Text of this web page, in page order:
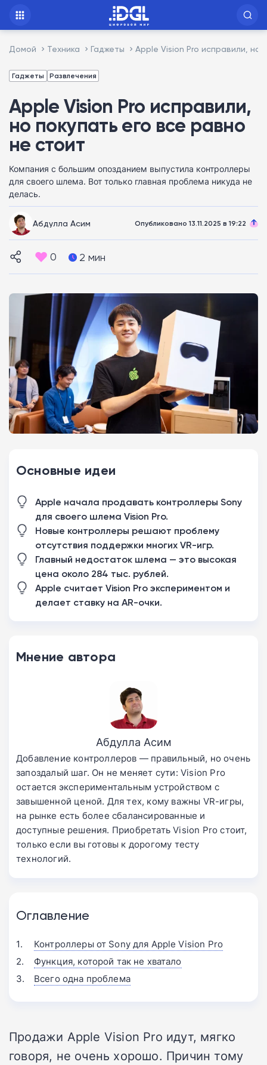
Домой Техника Гаджеты Apple Vision Pro исправили, но
Гаджеты Развлечения
Apple Vision Pro исправили,
но покупать его все равно
не стоит
Компания с большим опозданием выпустила контроллеры
для своего шлема. Вот только главная проблема никуда не
делась.
Абдулла Асим Опубликовано 13.11.2025 в 19:22
0 2 мин
Основные идеи
Apple начала продавать контроллеры Sony
для своего шлема Vision Pro.
Новые контроллеры решают проблему
отсутствия поддержки многих VR-игр.
Главный недостаток шлема — это высокая
цена около 284 тыс. рублей.
Apple считает Vision Pro экспериментом и
делает ставку на AR-очки.
Мнение автора
Абдулла Асим
Добавление контроллеров — правильный, но очень
запоздалый шаг. Он не меняет сути: Vision Pro
остается экспериментальным устройством с
завышенной ценой. Для тех, кому важны VR-игры,
на рынке есть более сбалансированные и
доступные решения. Приобретать Vision Pro стоит,
только если вы готовы к дорогому тесту
технологий.
Оглавление
Контроллеры от Sony для Apple Vision Pro
Функция, которой так не хватало
Всего одна проблема
Продажи Apple Vision Pro идут, мягко
говоря, не очень хорошо. Причин тому